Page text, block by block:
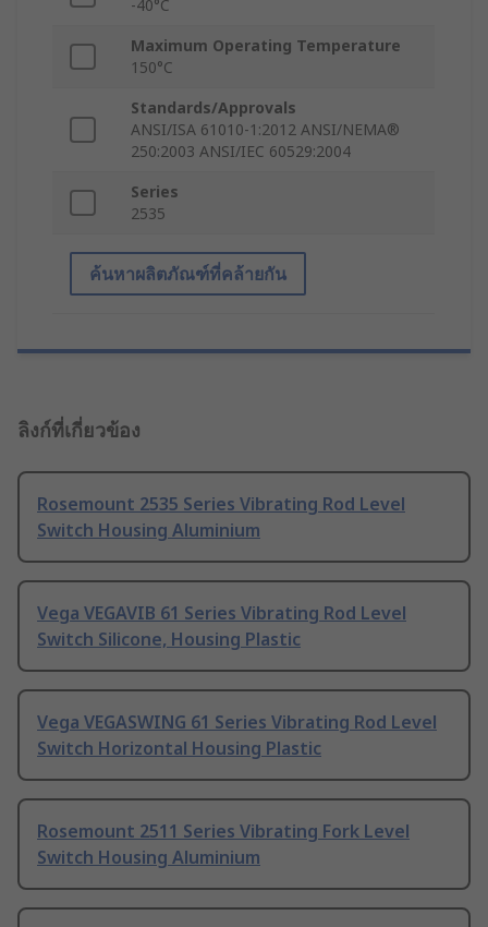
-40°C
Maximum Operating Temperature
150°C
Standards/Approvals
ANSI/ISA 61010-1:2012 ANSI/NEMA®
250:2003 ANSI/IEC 60529:2004
Series
2535
ค้นหาผลิตภัณฑ์ที่คล้ายกัน
ลิงก์ที่เกี่ยวข้อง
Rosemount 2535 Series Vibrating Rod Level
Switch Housing Aluminium
Vega VEGAVIB 61 Series Vibrating Rod Level
Switch Silicone, Housing Plastic
Vega VEGASWING 61 Series Vibrating Rod Level
Switch Horizontal Housing Plastic
Rosemount 2511 Series Vibrating Fork Level
Switch Housing Aluminium